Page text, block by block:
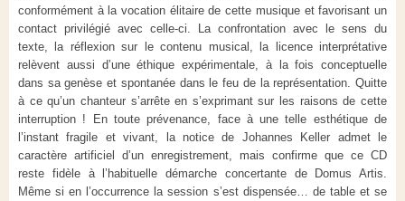
conformément à la vocation élitaire de cette musique et favorisant un
contact privilégié avec celle-ci. La confrontation avec le sens du
texte, la réflexion sur le contenu musical, la licence interprétative
relèvent aussi d’une éthique expérimentale, à la fois conceptuelle
dans sa genèse et spontanée dans le feu de la représentation. Quitte
à ce qu’un chanteur s’arrête en s’exprimant sur les raisons de cette
interruption ! En toute prévenance, face à une telle esthétique de
l’instant fragile et vivant, la notice de Johannes Keller admet le
caractère artificiel d’un enregistrement, mais confirme que ce CD
reste fidèle à l’habituelle démarche concertante de Domus Artis.
Même si en l’occurrence la session s’est dispensée… de table et se